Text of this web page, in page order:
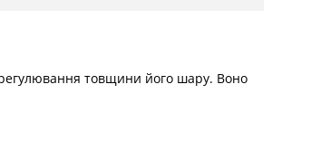
регулювання товщини його шару. Воно